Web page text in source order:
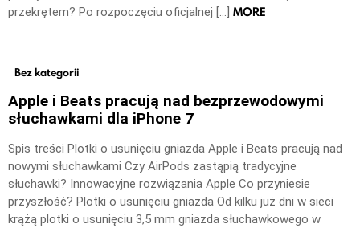
przekrętem? Po rozpoczęciu oficjalnej […] MORE
Bez kategorii
Apple i Beats pracują nad bezprzewodowymi
słuchawkami dla iPhone 7
Spis treści Plotki o usunięciu gniazda Apple i Beats pracują nad
nowymi słuchawkami Czy AirPods zastąpią tradycyjne
słuchawki? Innowacyjne rozwiązania Apple Co przyniesie
przyszłość? Plotki o usunięciu gniazda Od kilku już dni w sieci
krążą plotki o usunięciu 3,5 mm gniazda słuchawkowego w